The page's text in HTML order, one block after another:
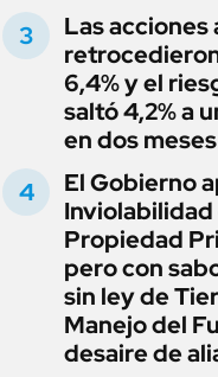
Las
6,4% y el
saltó 4,2% a
en dos meses
El Gobierno
Inviolabilidad
Propiedad
pero con
sin ley de
Manejo del
desaire de